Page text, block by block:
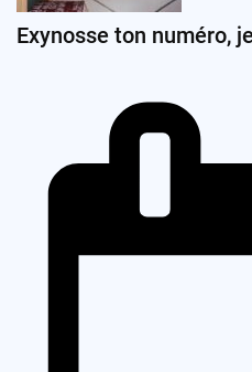
Exynosse ton numéro,